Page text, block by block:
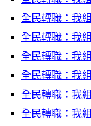
全民轉職：我
全民轉職：我
全民轉職：我
全民轉職：我
全民轉職：我
全民轉職：我